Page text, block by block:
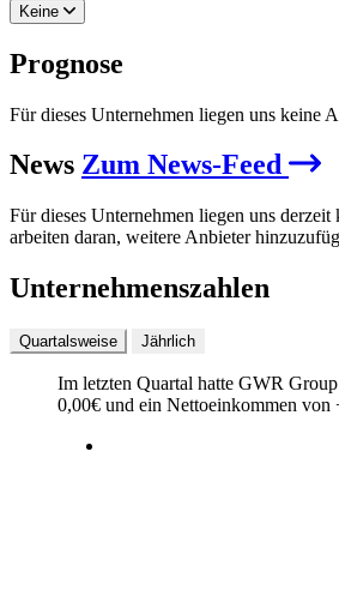
Keine
Prognose
Für dieses Unternehmen liegen uns keine
News Zum News-Feed
Für dieses Unternehmen liegen uns
arbeiten daran, weitere Anbieter
Unternehmenszahlen
Quartalsweise Jährlich
Im letzten Quartal hatte GWR
0,00€ und ein Nettoeinkommen von